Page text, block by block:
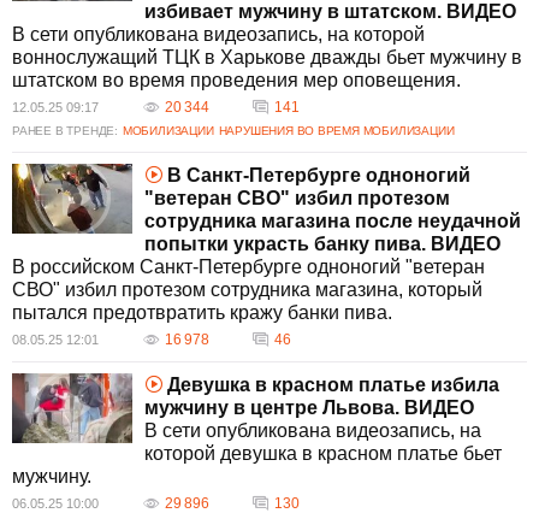
избивает мужчину в штатском. ВИДЕО
В сети опубликована видеозапись, на которой
воннослужащий ТЦК в Харькове дважды бьет мужчину в
штатском во время проведения мер оповещения.
12.05.25 09:17 20 344 141
РАНЕЕ В ТРЕНДЕ: МОБИЛИЗАЦИИ НАРУШЕНИЯ ВО ВРЕМЯ МОБИЛИЗАЦИИ
В Санкт-Петербурге одноногий
"ветеран СВО" избил протезом
сотрудника магазина после неудачной
попытки украсть банку пива. ВИДЕО
В российском Санкт-Петербурге одноногий "ветеран
СВО" избил протезом сотрудника магазина, который
пытался предотвратить кражу банки пива.
08.05.25 12:01 16 978 46
Девушка в красном платье избила
мужчину в центре Львова. ВИДЕО
В сети опубликована видеозапись, на
которой девушка в красном платье бьет
мужчину.
06.05.25 10:00 29 896 130